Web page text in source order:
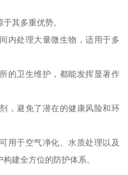
其多重优势。
内处理大量微生物，适用于多
的卫生维护，都能发挥显著作
，避免了潜在的健康风险和环
用于空气净化、水质处理以及
建全方位的防护体系。